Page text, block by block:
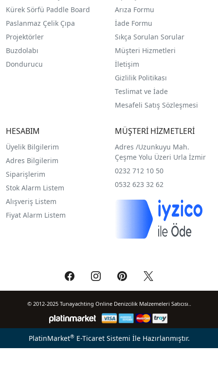
Kürek Sörfü Paddle Board
Paslanmaz Çelik Çıpa
Projektörler
Buzdolabı
Dondurucu
Arıza Formu
İade Formu
Sıkça Sorulan Sorular
Müşteri Hizmetleri
İletişim
Gizlilik Politikası
Teslimat ve İade
Mesafeli Satış Sözleşmesi
HESABIM
Üyelik Bilgilerim
Adres Bilgilerim
Siparişlerim
Stok Alarm Listem
Alışveriş Listem
Fiyat Alarm Listem
MÜŞTERİ HİZMETLERİ
Adres /Uzunkuyu Mah.
Çeşme Yolu Üzeri Urla İzmir
0232 712 10 50
0532 623 32 62
© 2012-2025 Tunayachting Online Denizcilik Malzemeleri Satıcısı..
PlatinMarket®E-Ticaret Sistemi İle Hazırlanmıştır.